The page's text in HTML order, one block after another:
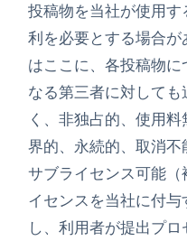
投稿物を当社が使用
利を必要とする場合
はここに、各投稿物
なる第三者に対して
く、非独占的、使用
界的、永続的、取消
サブライセンス可能
イセンスを当社に付
し、利用者が提出プ